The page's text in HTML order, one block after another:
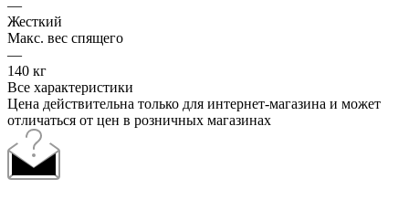
—
Жесткий
Макс. вес спящего
—
140 кг
Все характеристики
Цена действительна только для интернет-магазина и может
отличаться от цен в розничных магазинах